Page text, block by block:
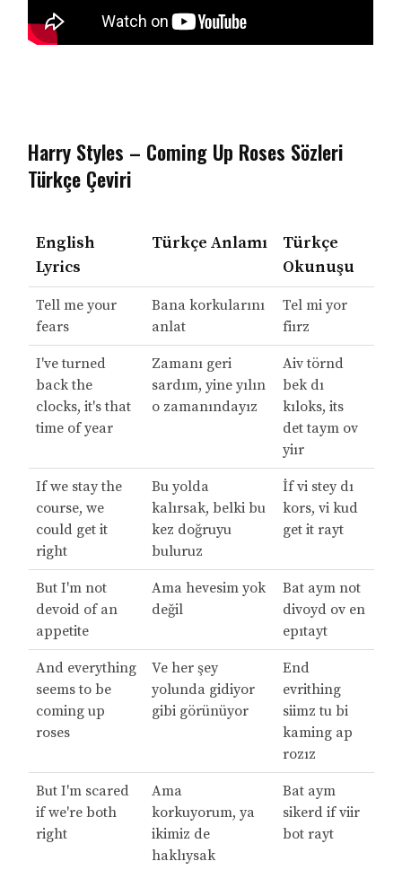
Harry Styles – Coming Up Roses Sözleri
Türkçe Çeviri
English
Lyrics
Türkçe Anlamı
Türkçe
Okunuşu
Tell me your
fears
Bana korkularını
anlat
Tel mi yor
fiırz
I've turned
back the
clocks, it's that
time of year
Zamanı geri
sardım, yine yılın
o zamanındayız
Aiv törnd
bek dı
kıloks, its
det taym ov
yiır
If we stay the
course, we
could get it
right
Bu yolda
kalırsak, belki bu
kez doğruyu
buluruz
İf vi stey dı
kors, vi kud
get it rayt
But I'm not
devoid of an
appetite
Ama hevesim yok
değil
Bat aym not
divoyd ov en
epıtayt
And everything
seems to be
coming up
roses
Ve her şey
yolunda gidiyor
gibi görünüyor
End
evrithing
siimz tu bi
kaming ap
rozız
But I'm scared
if we're both
right
Ama
korkuyorum, ya
ikimiz de
haklıysak
Bat aym
sikerd if viir
bot rayt